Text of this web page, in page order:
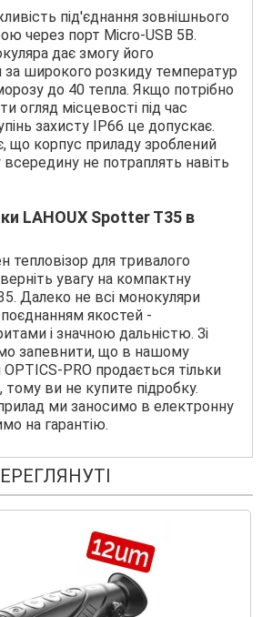
під'єднання зовнішнього
через порт Micro-USB 5В.
дає змогу його
широкого розкиду температур
до 40 тепла. Якщо потрібно
огляд місцевості під час
захисту IP66 це допускає.
що корпус приладу зроблений
не потраплять навіть
LAHOUX Spotter T35 в
тепловізор для тривалого
увагу на компактну
Далеко не всі монокуляри
якостей -
і значною дальністю. Зі
запевнити, що в нашому
OPTICS-PRO продається тільки
тому ви не купите підробку.
ми заносимо в електронну
на гарантію.